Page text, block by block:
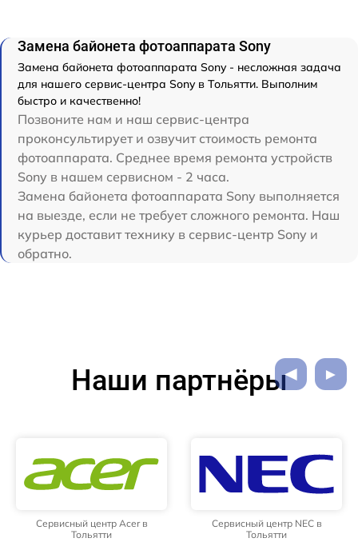
Замена байонета фотоаппарата Sony
Замена байонета фотоаппарата Sony - несложная задача
для нашего сервис-центра Sony в Тольятти. Выполним
быстро и качественно!
Позвоните нам и наш сервис-центра
проконсультирует и озвучит стоимость ремонта
фотоаппарата. Среднее время ремонта устройств
Sony в нашем сервисном - 2 часа.
Замена байонета фотоаппарата Sony выполняется
на выезде, если не требует сложного ремонта. Наш
курьер доставит технику в сервис-центр Sony и
обратно.
Наши партнёры
Сервисный центр Acer в
Тольятти
Сервисный центр NEC в
Тольятти